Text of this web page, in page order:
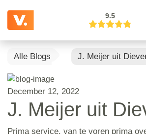
9.5
Alle Blogs J. Meijer uit
December 12, 2022
J. Meijer uit
Prima service, van te voren prima